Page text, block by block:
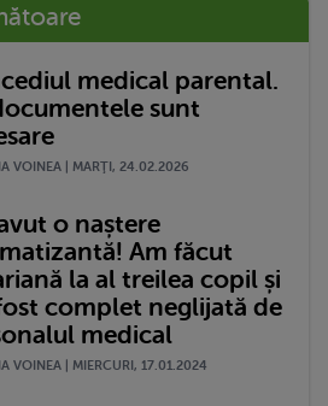
medical parental.
sunt
VOINEA | MARŢI, 24.02.2026
o naștere
Am făcut
la al treilea copil și
complet neglijată de
medical
VOINEA | MIERCURI, 17.01.2024